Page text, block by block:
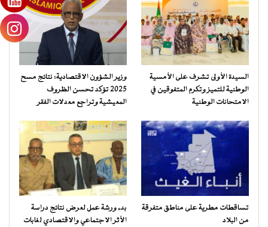
السيدة الأولى تشرف على الأمسية
الوطنية للتميز وتكرم المتفوقين في
الامتحانات الوطنية
وزير الشؤون الاقتصادية: نتائج مسح
2025 تؤكد تحسن الظروف
المعيشية وتراجع معدلات الفقر
تساقطات مطرية على مناطق متفرقة
من البلاد
بدء ورشة عمل لعرض نتائج دراسة
الأثر الاجتماعي والاقتصادي لغابات